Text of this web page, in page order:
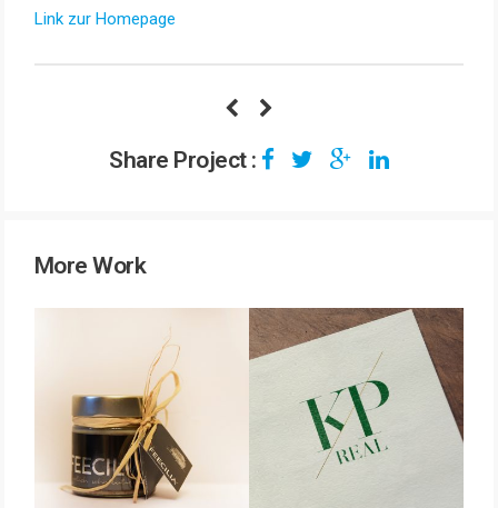
Link zur Homepage
Share Project :
More Work